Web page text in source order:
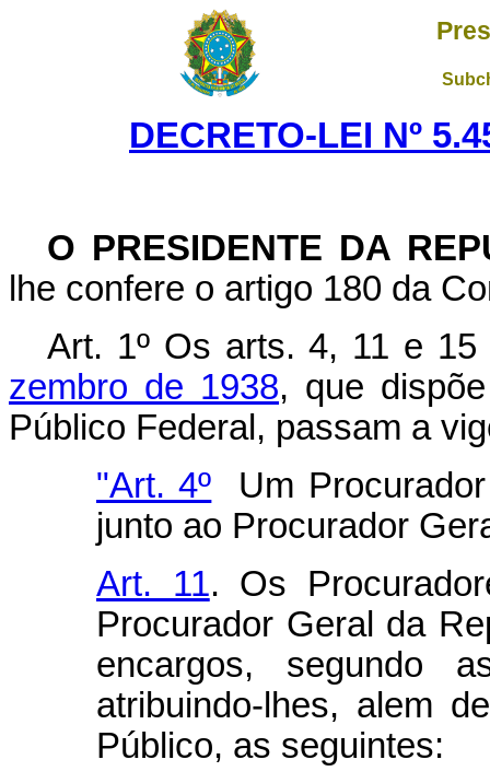
DECRETO-LEI Nº
O PRESIDENTE DA
lhe confere o artigo 180 da
Art. 1º Os arts. 4, 11 e
zembro de 1938, que
Público Federal, passam a
"Art. 4º Um
junto ao Procurador
Art. 11. Os
Procurador Geral da
encargos, segundo
atribuindo-lhes, alem
Público, as seguintes: